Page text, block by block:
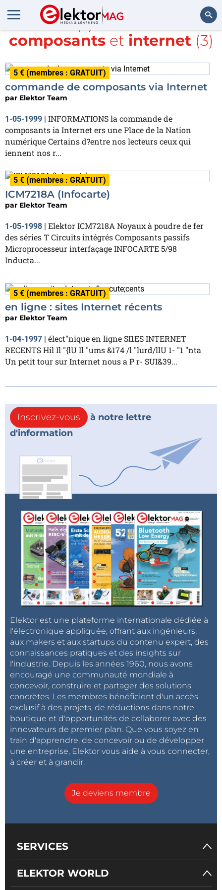
Rechercher
Article(s) avec la balise
composantset internet(3)
5 € (membres : GRATUIT)
commande de composants via Internet
par Elektor Team
1-05-1999 | INFORMATIONS la commande de
composants ia Internet ers une Place de la Nation
numérique Certains d?entre nos lecteurs ceux qui
iennent nos r...
5 € (membres : GRATUIT)
ICM7218A (Infocarte)
par Elektor Team
1-05-1998 | Elektor ICM7218A Noyaux à poudre de fer
des séries T Circuits intégrés Composants passifs
Microprocesseur interfaçage INFOCARTE 5/98
Inducta...
5 € (membres : GRATUIT)
en ligne : sites Internet récents
par Elektor Team
1-04-1997
élect"nique en ligne SI1ES INTERNET
RECENTS Hil Il "{lU Il "ums &174 /l "lurd/llU 1- "1 "nta
Un petit tour sur Internet nous a P r- SUI&39...
Inscrivez-vous
à notre lettre
d'information
Elektor est une plateforme internationale dédiée à
l'électronique appliquée, offrant aux ingénieurs,
aux makers et aux startups du contenu expert, des
connaissances pratiques et des insights sur
l'industrie. Depuis les années 1960, nous avons
encouragé une communauté mondiale à
concevoir, construire et partager des solutions
concrètes. Les membres bénéficient d'un accès
exclusif à des projets, de réductions dans notre
boutique et d'opportunités de collaborer avec des
innovateurs de premier plan. Que vous soyez en
train d'apprendre, de concevoir ou de développer
une entreprise, Elektor vous aide à vous connecter,
à créer et à grandir.
Je deviens membre
SERVICES
ELEKTOR WORLD